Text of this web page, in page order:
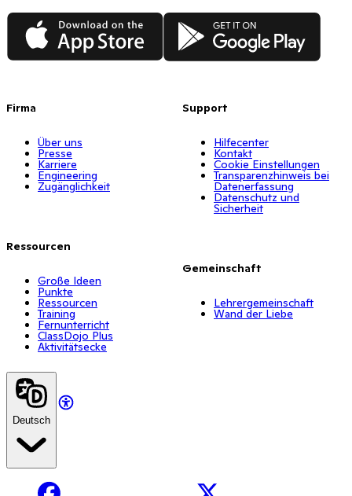
App Store Google Play
Firma
Über uns
Presse
Karriere
Engineering
Zugänglichkeit
Ressourcen
Große Ideen
Punkte
Ressourcen
Training
Fernunterricht
ClassDojo Plus
Aktivitätsecke
Support
Hilfecenter
Kontakt
Cookie Einstellungen
Transparenzhinweis bei
Datenerfassung
Datenschutz und
Sicherheit
Gemeinschaft
Lehrergemeinschaft
Wand der Liebe
Deutsch
Facebook X